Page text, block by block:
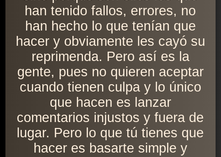
han tenido fallos, errores, no
han hecho lo que tenían que
hacer y obviamente les cayó su
reprimenda. Pero así es la
gente, pues no quieren aceptar
cuando tienen culpa y lo único
que hacen es lanzar
comentarios injustos y fuera de
lugar. Pero lo que tú tienes que
hacer es basarte simple y